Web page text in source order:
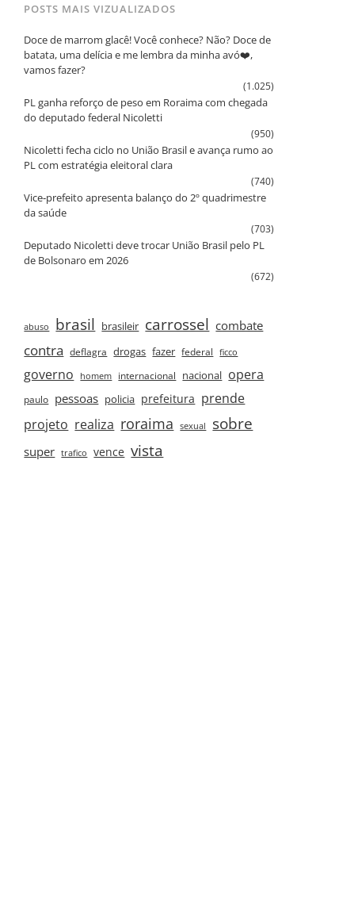
POSTS MAIS VIZUALIZADOS
Doce de marrom glacê! Você conhece? Não? Doce de
batata, uma delícia e me lembra da minha avó❤️,
vamos fazer?
(1.025)
PL ganha reforço de peso em Roraima com chegada
do deputado federal Nicoletti
(950)
Nicoletti fecha ciclo no União Brasil e avança rumo ao
PL com estratégia eleitoral clara
(740)
Vice‑prefeito apresenta balanço do 2º quadrimestre
da saúde
(703)
Deputado Nicoletti deve trocar União Brasil pelo PL
de Bolsonaro em 2026
(672)
abuso brasil brasileir carrossel combate
contra deflagra drogas fazer federal ficco
governo homem internacional nacional opera
paulo pessoas policia prefeitura prende
projeto realiza roraima sexual sobre
super trafico vence vista